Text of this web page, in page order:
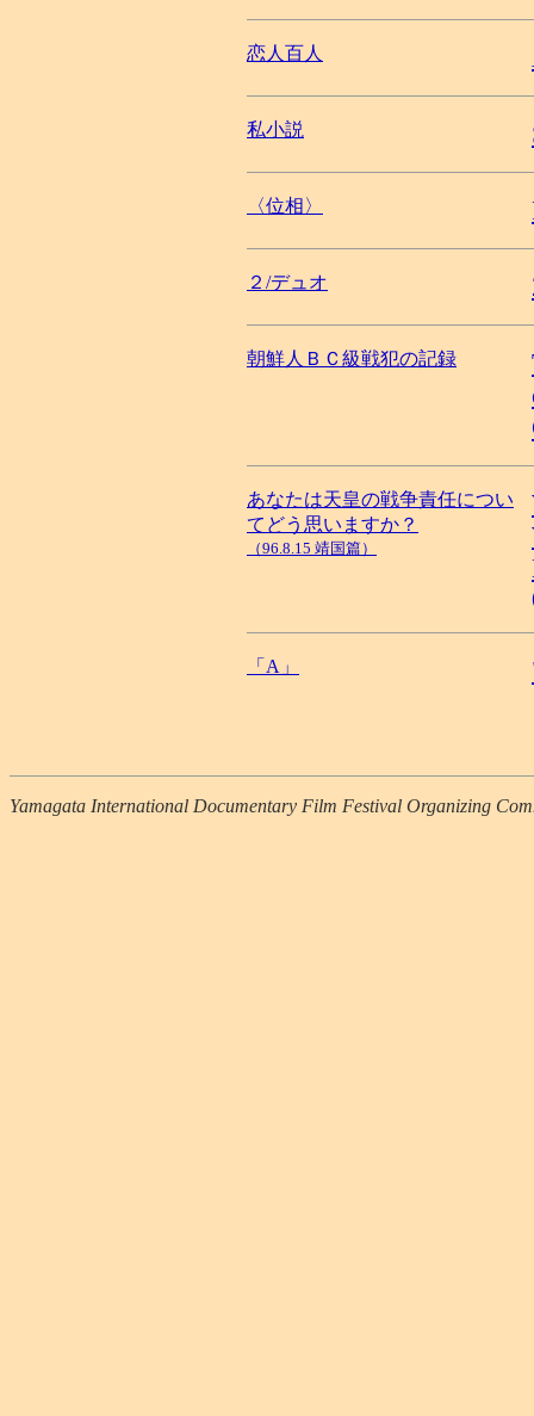
恋人百人
私小説
〈位相〉
２/デュオ
朝鮮人ＢＣ級戦犯の記録
あなたは天皇の戦争責任につい
てどう思いますか？
（96.8.15 靖国篇）
「A」
Yamagata International Documentary Film Festival Organizing